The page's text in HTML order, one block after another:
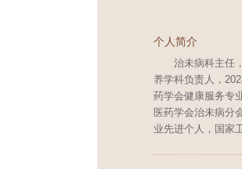
个人简介
治未病科主任，
养学科负责人，
药学会健康服务专
医药学会治未病分
业先进个人，国家